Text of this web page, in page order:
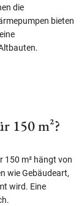
die
bieten
150 m²?
150 m² hängt von
wie Gebäudeart,
wird. Eine